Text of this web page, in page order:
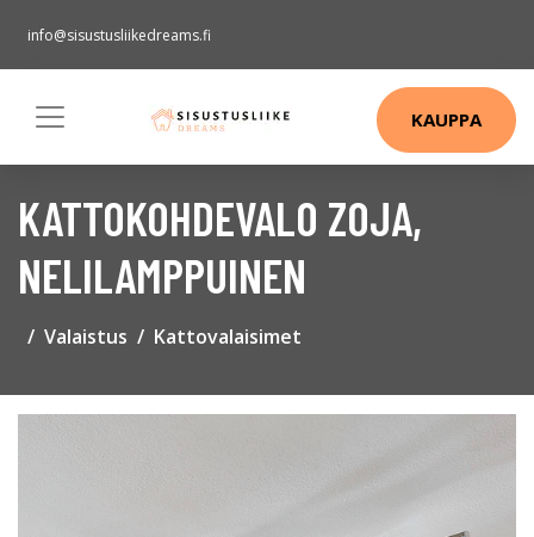
info@sisustusliikedreams.fi
KAUPPA
KATTOKOHDEVALO ZOJA,
NELILAMPPUINEN
Valaistus Kattovalaisimet